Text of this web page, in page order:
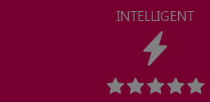
INTELLIGENT